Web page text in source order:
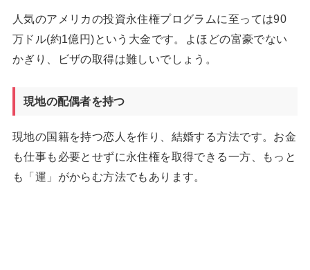
人気のアメリカの投資永住権プログラムに至っては90
万ドル(約1億円)という大金です。よほどの富豪でない
かぎり、ビザの取得は難しいでしょう。
現地の配偶者を持つ
現地の国籍を持つ恋人を作り、結婚する方法です。お金
も仕事も必要とせずに永住権を取得できる一方、もっと
も「運」がからむ方法でもあります。